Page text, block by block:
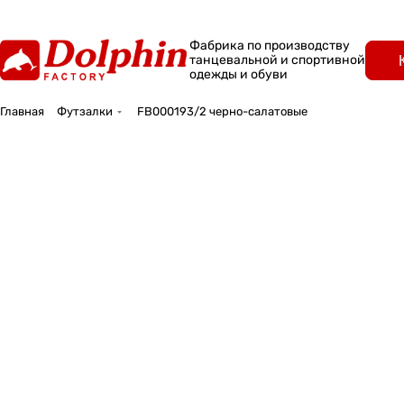
Фабрика по производству
танцевальной и спортивной
одежды и обуви
Главная Футзалки FB000193/2 черно-салатовые